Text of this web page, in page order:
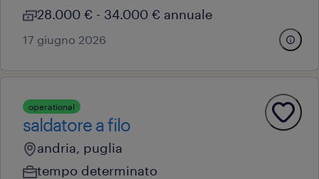
28.000 € - 34.000 € annuale
17 giugno 2026
operational
saldatore a filo
andria, puglia
tempo determinato